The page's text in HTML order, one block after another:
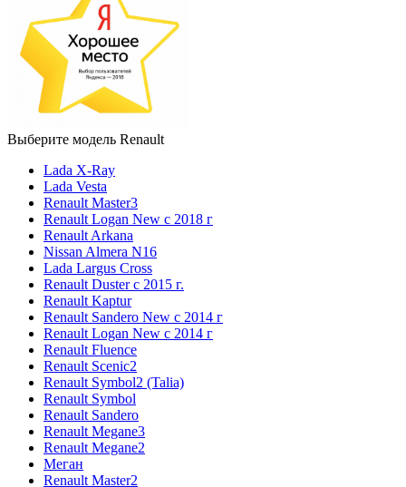
Выберите модель Renault
Lada X-Ray
Lada Vesta
Renault Master3
Renault Logan New с 2018 г
Renault Arkana
Nissan Almera N16
Lada Largus Cross
Renault Duster с 2015 г.
Renault Kaptur
Renault Sandero New с 2014 г
Renault Logan New с 2014 г
Renault Fluence
Renault Scenic2
Renault Symbol2 (Talia)
Renault Symbol
Renault Sandero
Renault Megane3
Renault Megane2
Меган
Renault Master2